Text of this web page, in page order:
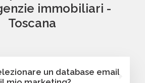
immobiliari -
Toscana
un database email